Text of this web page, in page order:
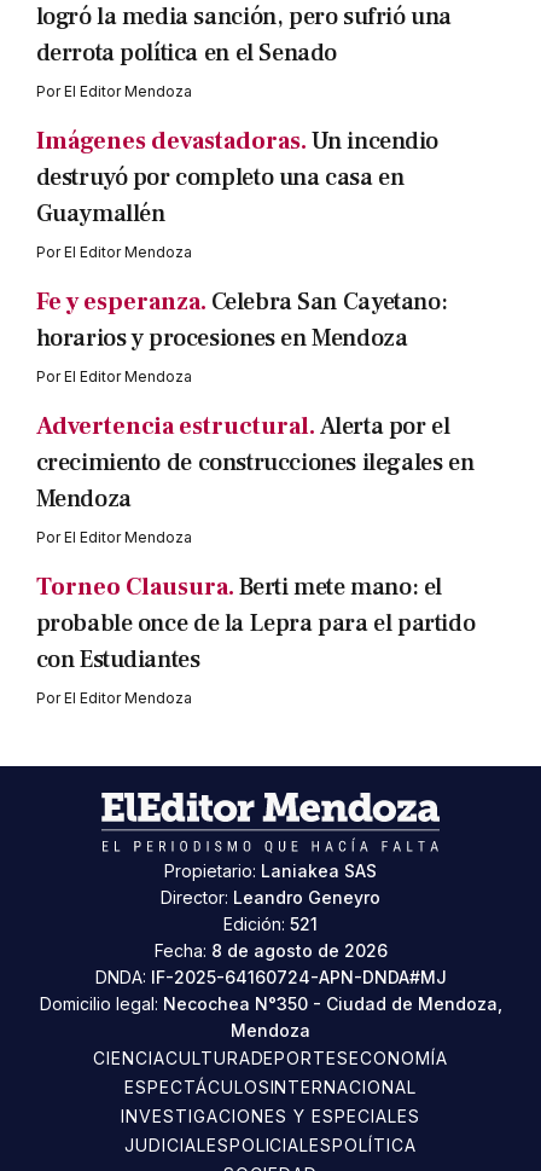
logró la media sanción, pero sufrió una
derrota política en el Senado
PorEl Editor Mendoza
Imágenes devastadoras.Un incendio
destruyó por completo una casa en
Guaymallén
PorEl Editor Mendoza
Fe y esperanza. Celebra San Cayetano:
horarios y procesiones en Mendoza
PorEl Editor Mendoza
Advertencia estructural.Alerta por el
crecimiento de construcciones ilegales en
Mendoza
PorEl Editor Mendoza
Torneo Clausura.Berti mete mano: el
probable once de la Lepra para el partido
con Estudiantes
PorEl Editor Mendoza
Propietario: Laniakea SAS
Director: Leandro Geneyro
Edición: 521
Fecha: 8 de agosto de 2026
DNDA: IF-2025-64160724-APN-DNDA#MJ
Domicilio legal: Necochea N°350 - Ciudad de Mendoza,
Mendoza
CIENCIACULTURADEPORTESECONOMÍA
ESPECTÁCULOSINTERNACIONAL
INVESTIGACIONES Y ESPECIALES
JUDICIALESPOLICIALESPOLÍTICA